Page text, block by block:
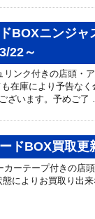
BOXニンジ
22～
ンク付きの店頭・
在庫により予告な
ざいます。予めご了
ドBOX買取更
カーテープ付きの店
によりお買取り出来